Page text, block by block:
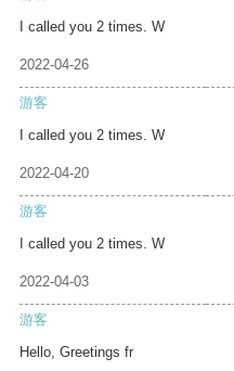
I called you 2 times. W
2022-04-26
游客
I called you 2 times. W
2022-04-20
游客
I called you 2 times. W
2022-04-03
游客
Hello, Greetings fr